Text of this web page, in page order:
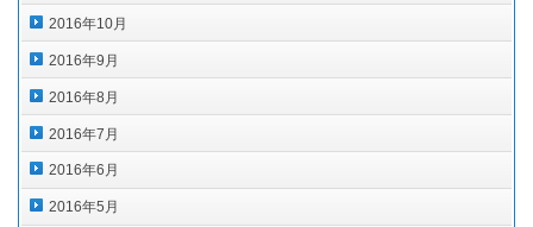
2016年10月
2016年9月
2016年8月
2016年7月
2016年6月
2016年5月